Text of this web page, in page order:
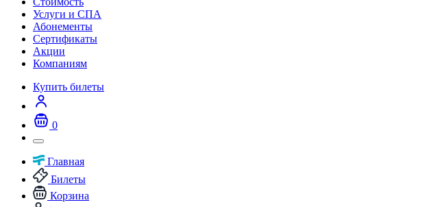
Услуги и СПА
Абонементы
Сертификаты
Акции
Компаниям
Купить билеты
0
Главная
Билеты
Корзина